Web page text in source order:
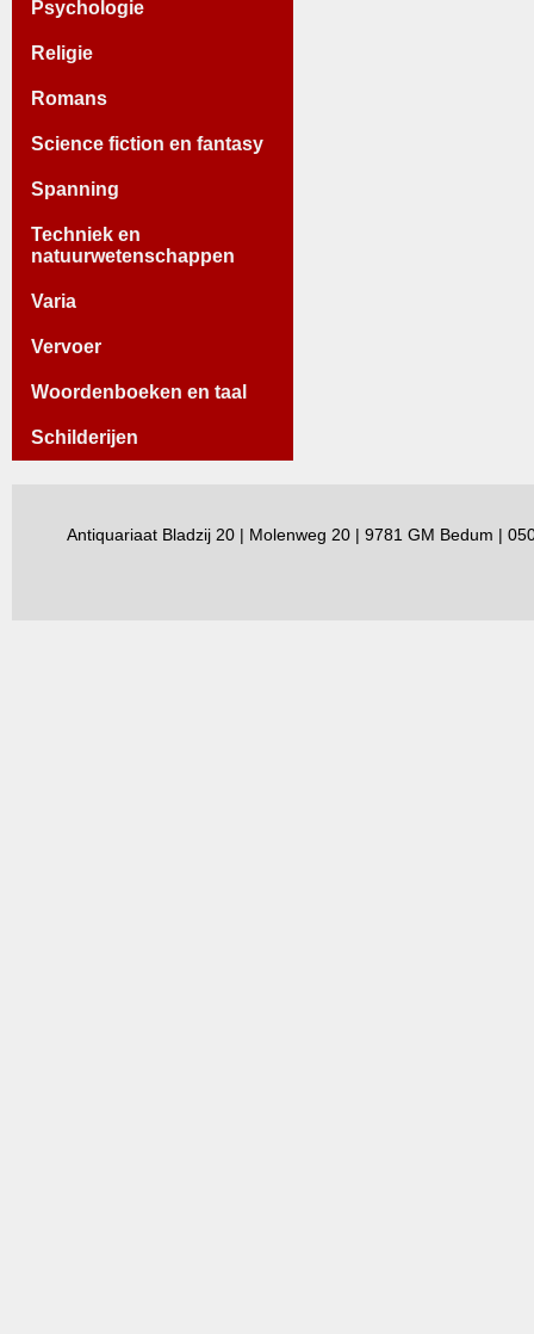
Psychologie
Religie
Romans
Science fiction en fantasy
Spanning
Techniek en
natuurwetenschappen
Varia
Vervoer
Woordenboeken en taal
Schilderijen
Antiquariaat Bladzij 20 | Molenweg 20 | 9781 GM Bedum |